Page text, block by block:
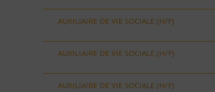
AUXILIAIRE DE VIE SOCIALE (H/F)
AUXILIAIRE DE VIE SOCIALE (H/F)
AUXILIAIRE DE VIE SOCIALE (H/F)